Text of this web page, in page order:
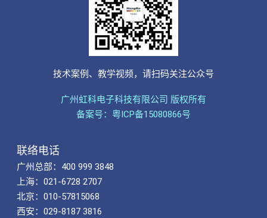
技术案例、教学视频，请扫码关注公众号
广州虹科电子科技有限公司 版权所有
备案号：粤ICP备15080866号
联络电话
广州总部：400 999 3848
上海：021-6728 2707
北京：010-57815068
西安：029-8187 3816